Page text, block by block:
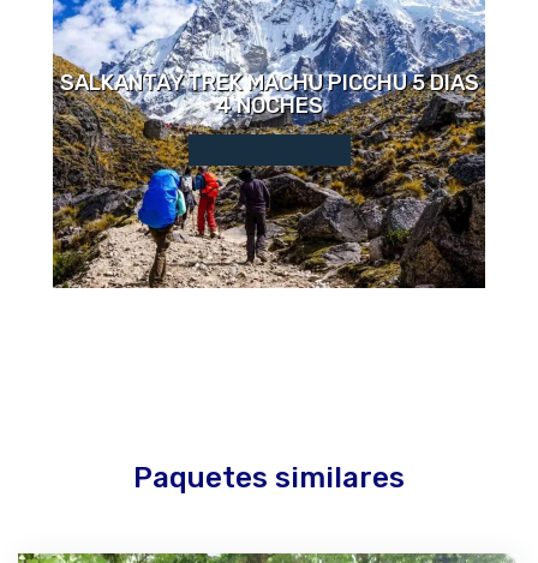
SALKANTAY TREK MACHU PICCHU 5 DIAS
4 NOCHES
Paquetes similares